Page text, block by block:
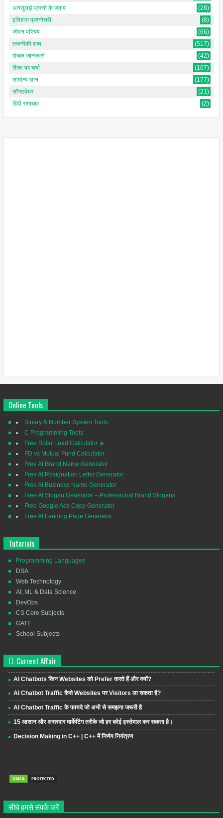
अनसुलझे प्रश्नों के जवाब
(28)
इतिहास प्रश्नोत्तरी
(8)
जीवन परिचय
(66)
तकनीकी शब्द
(517)
रोचक जानकारी
(42)
शिक्षा पर चर्चा
(107)
सामान्य ज्ञान
(177)
सॉफ्टवेयर
(21)
हिंदी समाचार
(2)
Online Tools
Binary & Number System Tools
C Programming Tools
Free Solar Load Calculator ☀️
FD vs Mutual Fund Calculator
Free AI Brand Name Generator
Free AI Resignation Letter Generator
Free AI Business Name Generator
Free AI Slogan Generator – Professional Brand Slogans
Free Google Ads Copy Generator
Free AI Landing Page Generator
Tutorials
Programming Languages
DSA
Web Technology
AI, ML & Data Science
DevOps
CS Core Subjects
GATE
School Subjects
Current Affair
AI Chatbots किन Websites को Prefer करते हैं और क्यों?
AI Chatbot Traffic कैसे Websites पर Visitors ला सकता है?
AI Chatbot Traffic के फायदे जो अभी से समझना जरूरी है
15 आसान और असरदार मार्केटिंग तरीके जो हर कोई इस्तेमाल कर सकता है।
Decision Making in C++ | C++ में निर्णय नियंत्रण
सीधे हमसे संपर्क करें